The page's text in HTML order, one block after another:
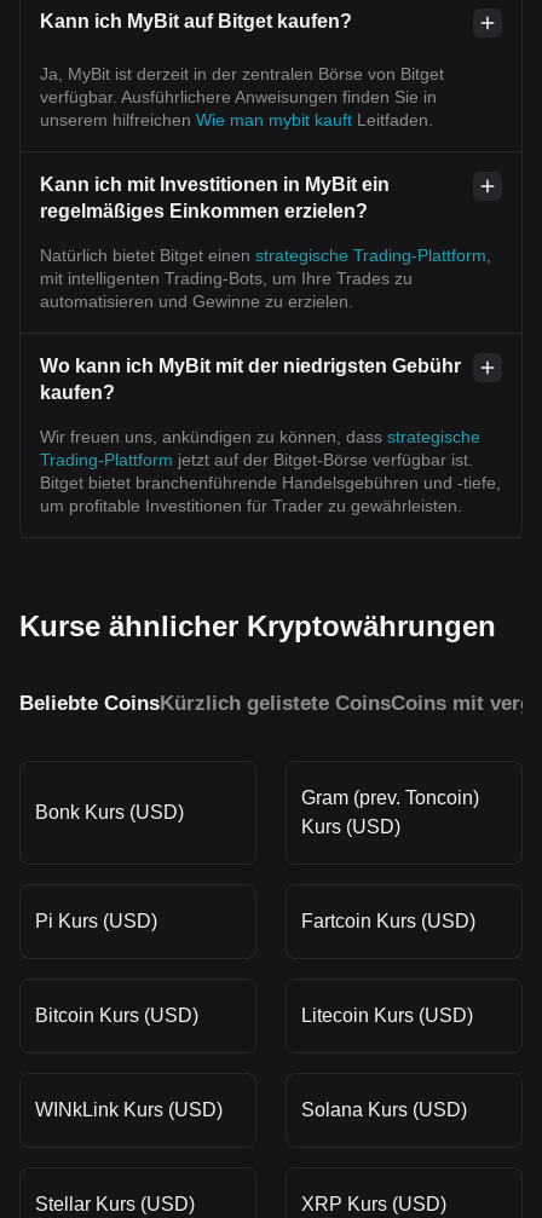
Kann ich MyBit auf Bitget kaufen?
Ja, MyBit ist derzeit in der zentralen Börse von Bitget
verfügbar. Ausführlichere Anweisungen finden Sie in
unserem hilfreichen Wie man mybit kauft Leitfaden.
Kann ich mit Investitionen in MyBit ein
regelmäßiges Einkommen erzielen?
Natürlich bietet Bitget einen strategische Trading-Plattform
mit intelligenten Trading-Bots, um Ihre Trades zu
automatisieren und Gewinne zu erzielen.
Wo kann ich MyBit mit der niedrigsten Gebühr
kaufen?
Wir freuen uns, ankündigen zu können, dass strategische
Trading-Plattform jetzt auf der Bitget-Börse verfügbar ist.
Bitget bietet branchenführende Handelsgebühren und -tiefe,
um profitable Investitionen für Trader zu gewährleisten.
Kurse ähnlicher Kryptowährungen
Beliebte CoinsKürzlich gelistete CoinsCoins mit
Bonk Kurs (USD)
Gram (prev. Toncoin)
Kurs (USD)
Pi Kurs (USD) Fartcoin Kurs (USD)
Bitcoin Kurs (USD) Litecoin Kurs (USD)
WINkLink Kurs (USD) Solana Kurs (USD)
Stellar Kurs (USD) XRP Kurs (USD)